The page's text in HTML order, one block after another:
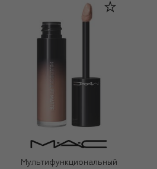
Мультифункциональный